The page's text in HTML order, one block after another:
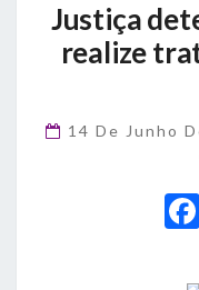
Justiça
realize
14 De Junho